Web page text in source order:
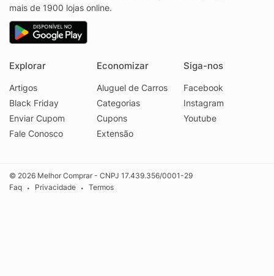
mais de 1900 lojas online.
Explorar
Artigos
Black Friday
Enviar Cupom
Fale Conosco
Economizar
Aluguel de Carros
Categorias
Cupons
Extensão
Siga-nos
Facebook
Instagram
Youtube
© 2026 Melhor Comprar - CNPJ 17.439.356/0001-29
Faq
• Privacidade • Termos